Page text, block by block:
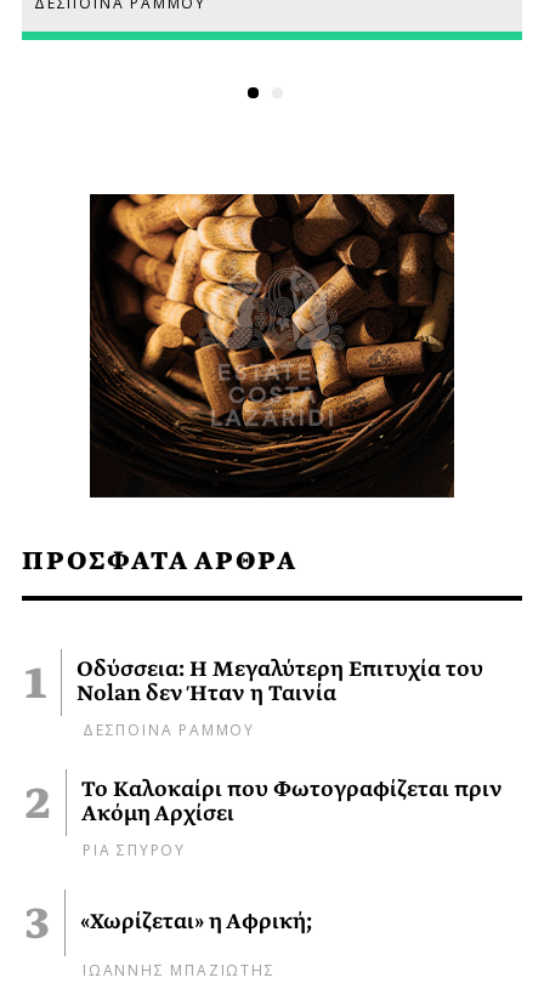
ΠΡΟΣΦΑΤΑ ΑΡΘΡΑ
Οδύσσεια: Η Μεγαλύτερη Επιτυχία του
Nolan δεν Ήταν η Ταινία
ΔΕΣΠΟΙΝΑ ΡΑΜΜΟΥ
Το Καλοκαίρι που Φωτογραφίζεται πριν
Ακόμη Αρχίσει
ΡΙΑ ΣΠΥΡΟΥ
«Χωρίζεται» η Αφρική;
ΙΩΑΝΝΗΣ ΜΠΑΖΙΩΤΗΣ